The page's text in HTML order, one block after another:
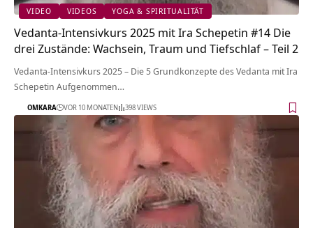
VIDEO VIDEOS YOGA & SPIRITUALITÄT
Vedanta-Intensivkurs 2025 mit Ira Schepetin #14 Die
drei Zustände: Wachsein, Traum und Tiefschlaf – Teil 2
Vedanta-Intensivkurs 2025 – Die 5 Grundkonzepte des Vedanta mit Ira
Schepetin Aufgenommen…
OMKARA VOR 10 MONATEN 398 VIEWS